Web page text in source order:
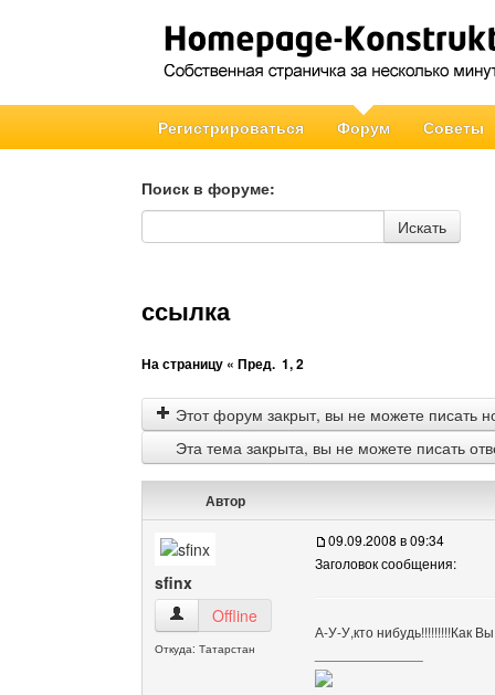
Регистрироваться Форум Советы
Поиск в форуме:
Поиск в форуме
Искать
ссылка
На страницу « Пред. 1,2
Этот форум закрыт, вы не можете писать
Эта тема закрыта, вы не можете писать
Автор
sfinx
sfinx Посмотреть профиль
Offline
Откуда: Татарстан
09.09.2008 в 09:34
Заголовок сообщения:
А-У-У,кто нибудь!!!!!!!!!Как